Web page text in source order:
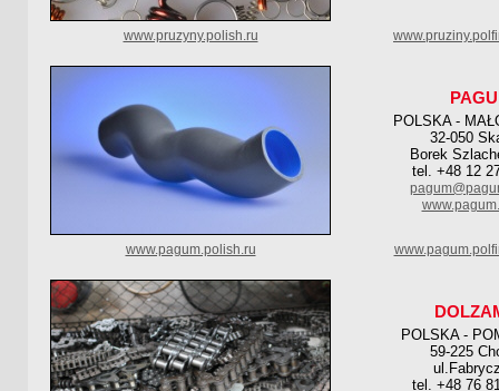
www.pruzyny.polish.ru
POLSKA -
32-050
Borek
tel. +48 12
www.pagum.polish.ru
POLSKA -
59-225
tel. +48 76